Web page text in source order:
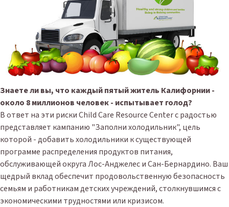
Знаете ли вы, что каждый пятый житель Калифорнии -
около 8 миллионов человек - испытывает голод?
В ответ на эти риски Child Care Resource Center с радостью
представляет кампанию "Заполни холодильник", цель
которой - добавить холодильники к существующей
программе распределения продуктов питания,
обслуживающей округа Лос-Анджелес и Сан-Бернардино. Ваш
щедрый вклад обеспечит продовольственную безопасность
семьям и работникам детских учреждений, столкнувшимся с
экономическими трудностями или кризисом.